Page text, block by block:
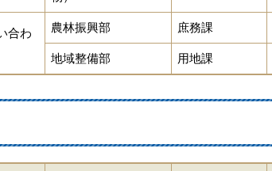
合わ
農林振興部 庶務課
地域整備部 用地課